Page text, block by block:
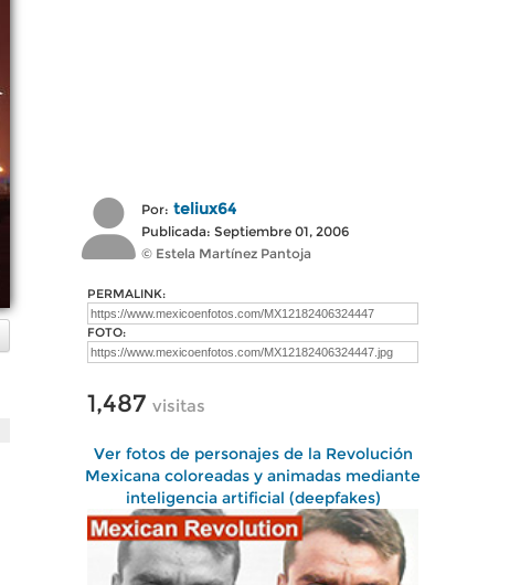
Por: teliux64
Publicada: Septiembre 01, 2006
© Estela Martínez Pantoja
PERMALINK:
FOTO:
1,487 visitas
Ver fotos de personajes de la Revolución
Mexicana coloreadas y animadas mediante
inteligencia artificial (deepfakes)